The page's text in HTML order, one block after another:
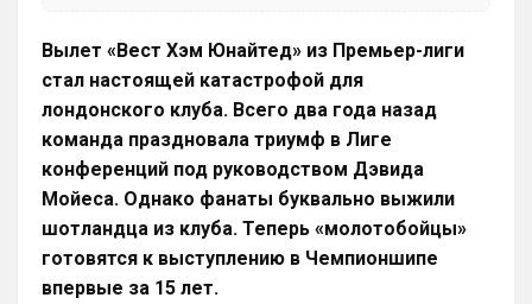
Вылет «Вест Хэм Юнайтед» из Премьер-лиги
стал настоящей катастрофой для
лондонского клуба. Всего два года назад
команда праздновала триумф в Лиге
конференций под руководством Дэвида
Мойеса. Однако фанаты буквально выжили
шотландца из клуба. Теперь «молотобойцы»
готовятся к выступлению в Чемпионшипе
впервые за 15 лет.
Ответ для Britball
Хочу игру Мудрика седня посмотреть
Та ты мазохист )
dimension• 20:55
пока конечно не радует игрой челси) с
миланом бойня бывший топов будет)
SkyNet• 01:32
Ответ для Аристократ
Вы вдумайтесь сколько Ньюкасл бабла